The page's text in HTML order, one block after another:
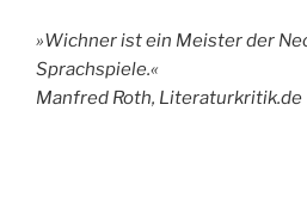
»Wichner ist ein Meister der
Sprachspiele.«
Manfred Roth, Literaturkritik.de